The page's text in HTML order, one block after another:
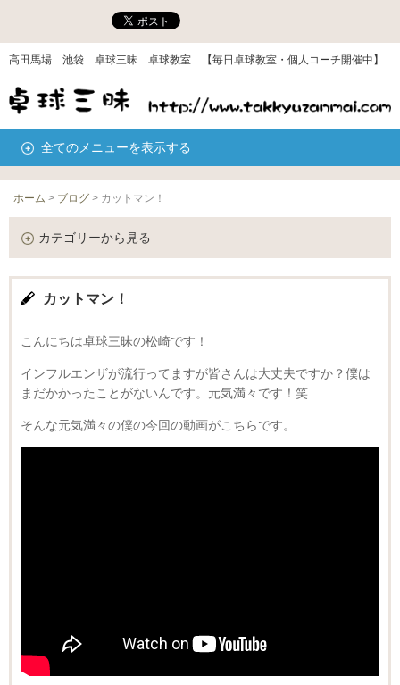
高田馬場 池袋 卓球三昧 卓球教室 【毎日卓球教室・個人コーチ開催中】
全てのメニューを表示する
ホーム > ブログ > カットマン！
カテゴリーから見る
カットマン！
こんにちは卓球三昧の松崎です！
インフルエンザが流行ってますが皆さんは大丈夫ですか？僕は
まだかかったことがないんです。元気満々です！笑
そんな元気満々の僕の今回の動画がこちらです。